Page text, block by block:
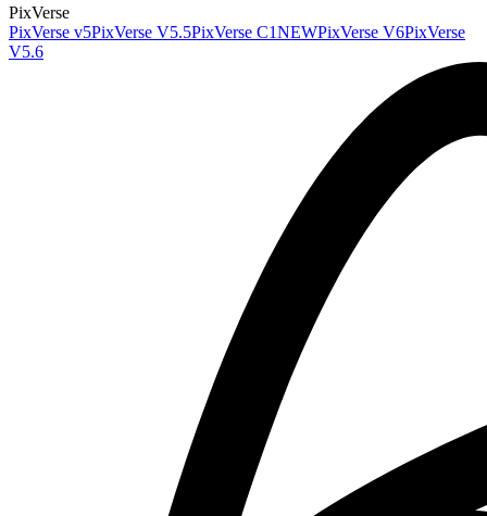
PixVerse
PixVerse v5PixVerse V5.5PixVerse C1NEWPixVerse V6PixVerse
V5.6